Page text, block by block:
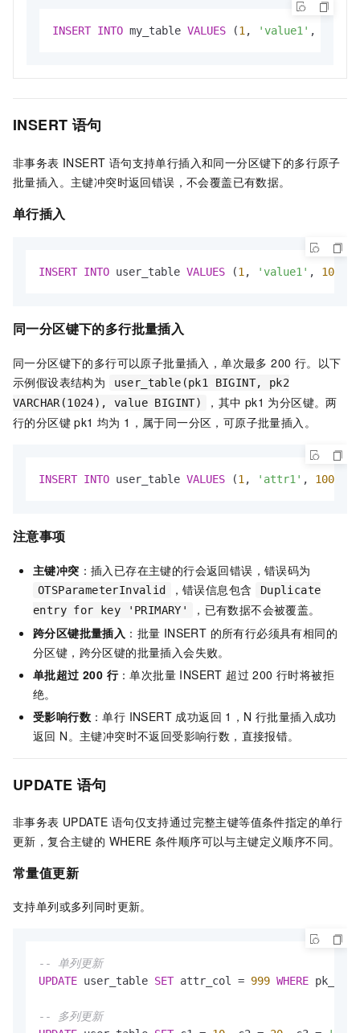
INSERT INTO my_table VALUES (1, 'value1' ,
INSERT 语句
非事务表 INSERT 语句支持单行插入和同一分区键下的多行原子
批量插入。主键冲突时返回错误，不会覆盖已有数据。
单行插入
INSERT INTO user_table VALUES (1, 'value1' , 100
同一分区键下的多行批量插入
同一分区键下的多行可以原子批量插入，单次最多 200 行。以下
示例假设表结构为
user_table(pk1 BIGINT, pk2
VARCHAR(1024), value BIGINT)
，其中 pk1 为分区键。两
行的分区键 pk1 均为 1，属于同一分区，可原子批量插入。
INSERT INTO user_table VALUES (1 , 'attr1' , 100
注意事项
主键冲突 ：插入已存在主键的行会返回错误，错误码为
OTSParameterInvalid ，错误信息包含
Duplicate
entry for key 'PRIMARY'
，已有数据不会被覆盖。
跨分区键批量插入 ：批量 INSERT 的所有行必须具有相同的
分区键，跨分区键的批量插入会失败。
单批超过 200 行：单次批量 INSERT 超过 200 行时将被拒
绝。
受影响行数 ：单行 INSERT 成功返回 1，N 行批量插入成功
返回 N。主键冲突时不返回受影响行数，直接报错。
UPDATE 语句
非事务表 UPDATE 语句仅支持通过完整主键等值条件指定的单行
更新，复合主键的 WHERE 条件顺序可以与主键定义顺序不同。
常量值更新
支持单列或多列同时更新。
-- 单列更新
UPDATE user_table SET attr_col = 999 WHERE pk_col
-- 多列更新